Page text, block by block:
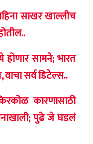
साखर खाल्लीच
होणार सामने; भारत
सर्व डिटेल्स..
कारणासाठी
पुढे जे घडलं